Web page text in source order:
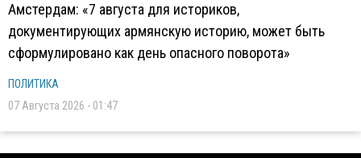
Амстердам: «7 августа для историков,
документирующих армянскую историю, может быть
сформулировано как день опасного поворота»
ПОЛИТИКА
07 Августа 2026 - 01:47